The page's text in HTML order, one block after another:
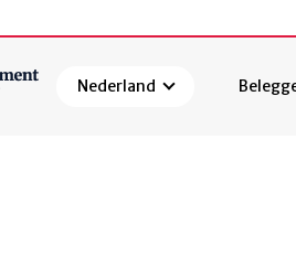
Nederland